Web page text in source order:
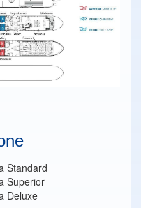
Standard
Superior
Deluxe